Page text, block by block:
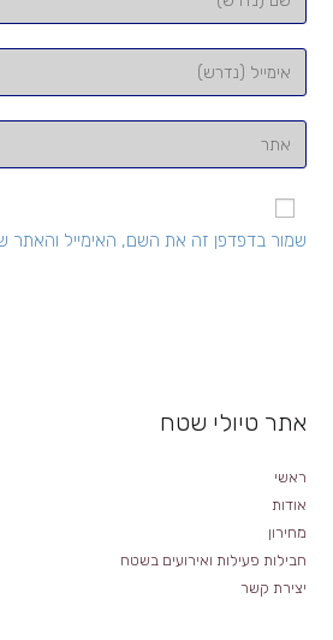
את
השם
שלך
שם
משתמש
כדי
להגיב
את
כתובת
דואר
שלך
כדי
את
כתובת
אתר
שמור בדפדפן זה את השם, האימייל והאתר
אתר טיולי שטח
ראשי
אודות
מחירון
חבילות פעילות ואירועים בשטח
יצירת קשר